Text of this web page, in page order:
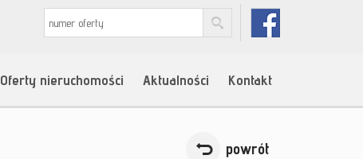
Oferty nieruchomości Aktualności Kontakt
powrót